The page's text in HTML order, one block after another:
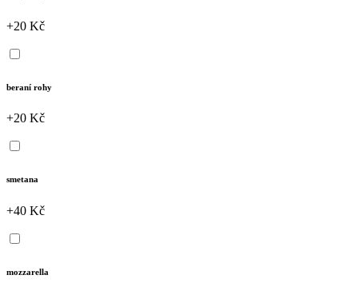
+20 Kč
beraní rohy
+20 Kč
smetana
+40 Kč
mozzarella